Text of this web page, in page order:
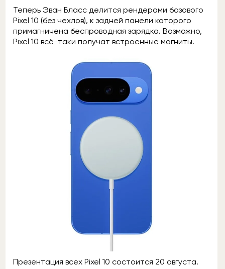
Теперь Эван Бласс делится рендерами базового
Pixel 10 (без чехлов), к задней панели которого
примагничена беспроводная зарядка. Возможно,
Pixel 10 всё-таки получат встроенные магниты.
Презентация всех Pixel 10 состоится 20 августа.